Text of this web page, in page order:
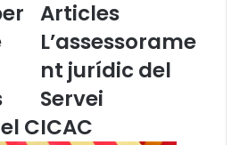
a
l
:
c
n
e
m
Articles
L’assessorame
nt jurídic del
Servei
CICAC